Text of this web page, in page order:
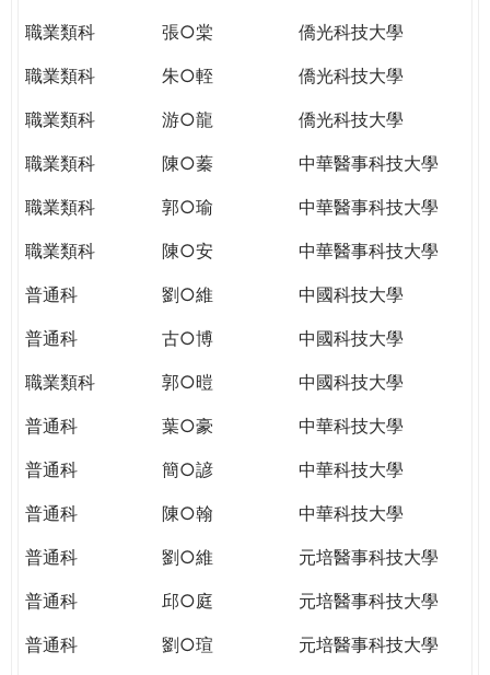
職業類科
張○棠
僑光科技大學
職業類科
朱○輊
僑光科技大學
職業類科
游○龍
僑光科技大學
職業類科
陳○蓁
中華醫事科技大學
職業類科
郭○瑜
中華醫事科技大學
職業類科
陳○安
中華醫事科技大學
普通科
劉○維
中國科技大學
普通科
古○博
中國科技大學
職業類科
郭○暟
中國科技大學
普通科
葉○豪
中華科技大學
普通科
簡○諺
中華科技大學
普通科
陳○翰
中華科技大學
普通科
劉○維
元培醫事科技大學
普通科
邱○庭
元培醫事科技大學
普通科
劉○瑄
元培醫事科技大學